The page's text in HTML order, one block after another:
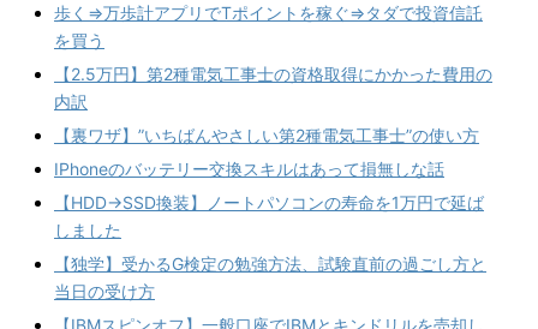
歩く⇒万歩計アプリでTポイントを稼ぐ⇒タダで投資信託
を買う
【2.5万円】第2種電気工事士の資格取得にかかった費用の
内訳
【裏ワザ】”いちばんやさしい第2種電気工事士”の使い方
IPhoneのバッテリー交換スキルはあって損無しな話
【HDD→SSD換装】ノートパソコンの寿命を1万円で延ば
しました
【独学】受かるG検定の勉強方法、試験直前の過ごし方と
当日の受け方
【IBMスピンオフ】一般口座でIBMとキンドリルを売却し